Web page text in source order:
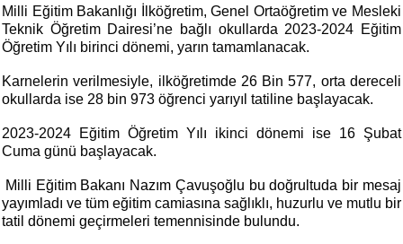
Milli Eğitim Bakanlığı İlköğretim, Genel Ortaöğretim ve Mesleki
Teknik Öğretim Dairesi’ne bağlı okullarda 2023-2024 Eğitim
Öğretim Yılı birinci dönemi, yarın tamamlanacak.
Karnelerin verilmesiyle, ilköğretimde 26 Bin 577, orta dereceli
okullarda ise 28 bin 973 öğrenci yarıyıl tatiline başlayacak.
2023-2024 Eğitim Öğretim Yılı ikinci dönemi ise 16 Şubat
Cuma günü başlayacak.
Milli Eğitim Bakanı Nazım Çavuşoğlu bu doğrultuda bir mesaj
yayımladı ve tüm eğitim camiasına sağlıklı, huzurlu ve mutlu bir
tatil dönemi geçirmeleri temennisinde bulundu.